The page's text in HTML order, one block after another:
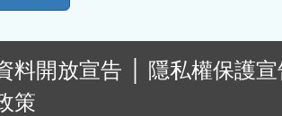
料開放宣告
隱私權保護
策